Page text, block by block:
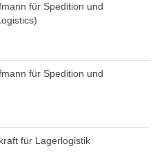
für Spedition und
für Spedition und
für Lagerlogistik